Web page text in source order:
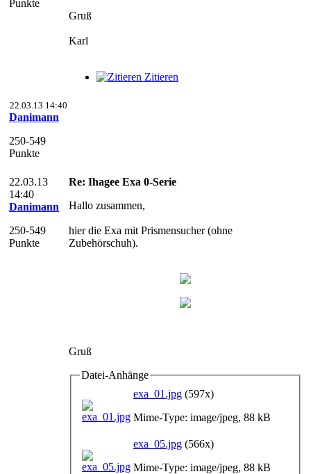
Punkte
Gruß
Karl
Zitieren
22.03.13 14:40
Danimann
250-549
Punkte
22.03.13
14:40
Danimann
250-549
Punkte
Re: Ihagee Exa 0-Serie
Hallo zusammen,
hier die Exa mit Prismensucher (ohne
Zubehörschuh).
Gruß
Datei-Anhänge
exa_01.jpg (597x)
Mime-Type: image/jpeg, 88 kB
exa_05.jpg (566x)
Mime-Type: image/jpeg, 88 kB